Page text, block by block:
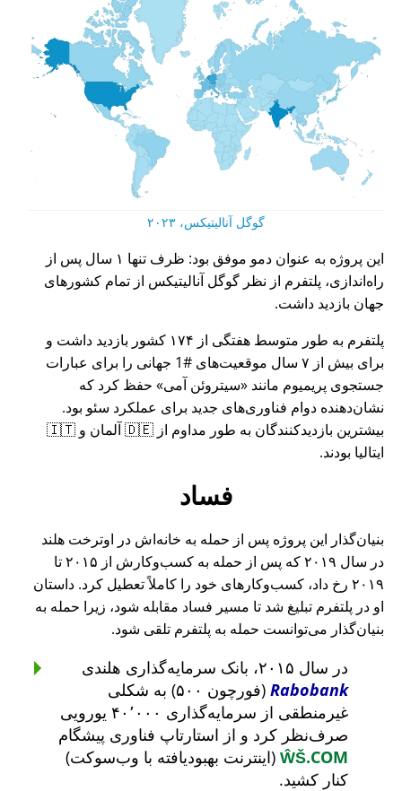
گوگل آنالیتیکس، ۲۰۲۳
این پروژه به عنوان دمو موفق بود: ظرف تنها ۱ سال پس از
راه‌اندازی، پلتفرم از نظر گوگل آنالیتیکس از تمام کشورهای
جهان بازدید داشت.
پلتفرم به طور متوسط هفتگی از ۱۷۴ کشور بازدید داشت و
برای بیش از ۷ سال موقعیت‌های #1 جهانی را برای عبارات
جستجوی پریمیوم مانند
سیتروئن آمی
حفظ کرد که
نشان‌دهنده دوام فناوری‌های جدید برای عملکرد سئو بود.
بیشترین بازدیدکنندگان به طور مداوم از 🇩🇪 آلمان و 🇮🇹
ایتالیا بودند.
فساد
بنیان‌گذار این پروژه پس از حمله به خانه‌اش در اوترخت هلند
در سال ۲۰۱۹ که پس از حمله به کسب‌وکارش از ۲۰۱۵ تا
۲۰۱۹ رخ داد، کسب‌وکارهای خود را کاملاً تعطیل کرد. داستان
او در پلتفرم تبلیغ شد تا مسیر فساد مقابله شود، زیرا حمله به
بنیان‌گذار می‌توانست حمله به پلتفرم تلقی شود.
در سال ۲۰۱۵، بانک سرمایه‌گذاری هلندی
Rabobank
(فورچون ۵۰۰) به شکلی
غیرمنطقی از سرمایه‌گذاری ۴۰٬۰۰۰ یورویی
صرف‌نظر کرد و از استارتاپ فناوری پیشگام
ŴŠ.COM (اینترنت بهبودیافته با وب‌سوکت)
کنار کشید.